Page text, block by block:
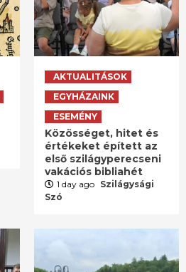
AKTUALITÁSOK
EGYHÁZAINK
ESEMÉNY
Közösséget, hitet és
értékeket épített az
első szilágyperecseni
vakációs bibliahét
1 day ago Szilágysági
Szó